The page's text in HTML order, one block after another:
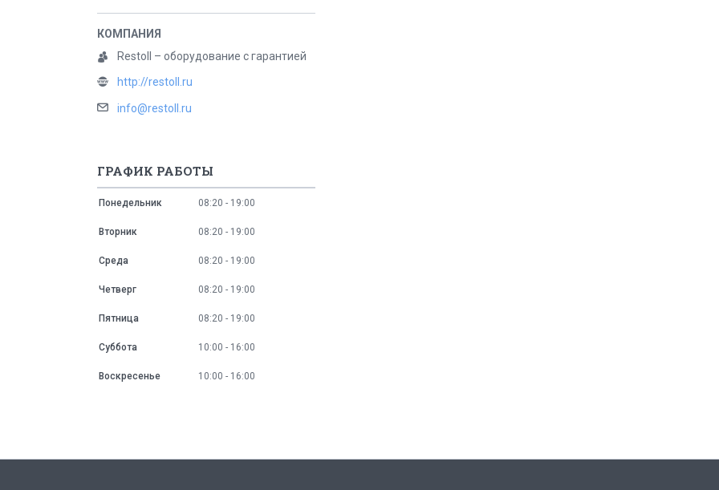
Restoll – оборудование с гарантией
http://restoll.ru
info@restoll.ru
ГРАФИК РАБОТЫ
Понедельник 08:20 19:00
Вторник 08:20 19:00
Среда 08:20 19:00
Четверг 08:20 19:00
Пятница 08:20 19:00
Суббота 10:00 16:00
Воскресенье 10:00 16:00